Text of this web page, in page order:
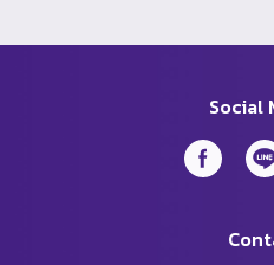
Social